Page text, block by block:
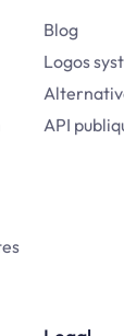
Blog
Logos
API